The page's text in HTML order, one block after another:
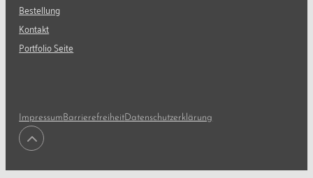
Bestellung
Kontakt
Portfolio Seite
Impressum BarrierefreiheitDatenschutzerklärung